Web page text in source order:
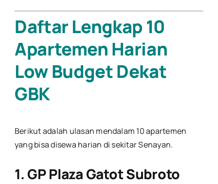
Daftar Lengkap 10
Apartemen Harian
Low Budget Dekat
GBK
Berikut adalah ulasan mendalam 10 apartemen
yang bisa disewa harian di sekitar Senayan.
1. GP Plaza Gatot Subroto